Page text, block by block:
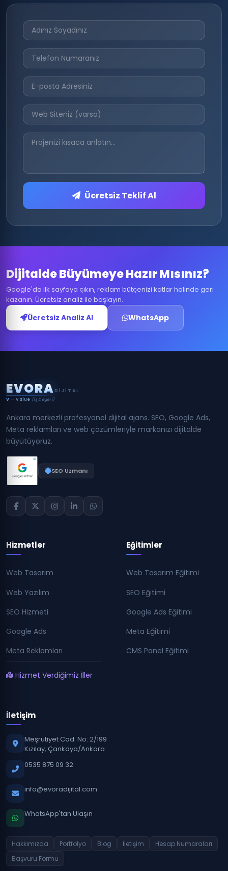
Ücretsiz Teklif Al
Dijitalde Büyümeye Hazır Mısınız?
Google'da ilk sayfaya çıkın, reklam bütçenizi katlar halinde geri
kazanın. Ücretsiz analiz ile başlayın.
Ücretsiz Analiz Al WhatsApp
EVORA DIJITAL
V — Value (İş Değeri)
Ankara merkezli profesyonel dijital ajans. SEO, Google Ads,
Meta reklamları ve web çözümleriyle markanızı dijitalde
büyütüyoruz.
SEO Uzmanı
Hizmetler
Web Tasarım
Web Yazılım
SEO Hizmeti
Google Ads
Meta Reklamları
Hizmet Verdiğimiz İller
Eğitimler
Web Tasarım Eğitimi
SEO Eğitimi
Google Ads Eğitimi
Meta Eğitimi
CMS Panel Eğitimi
İletişim
Meşrutiyet Cad. No: 2/199
Kızılay, Çankaya/Ankara
0535 875 09 32
info@evoradijital.com
WhatsApp'tan Ulaşın
Hakkımızda Portfolyo Blog İletişim
Hesap Numaraları
Başvuru Formu